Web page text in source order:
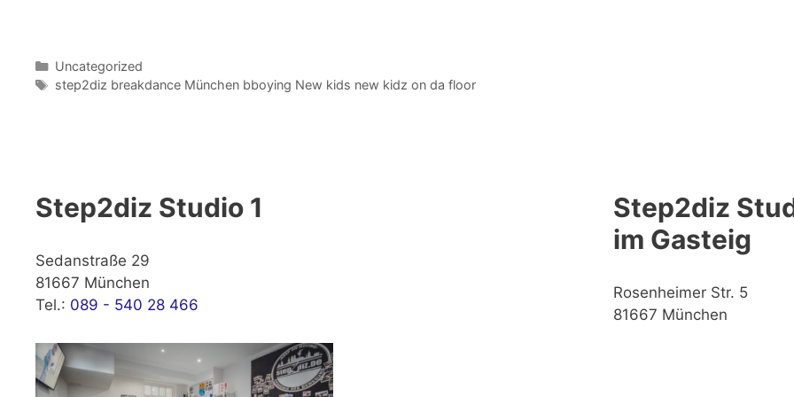
Kategorien
Uncategorized
Schlagwörter
step2diz breakdance München bboying New kids new kidz on da floor
Step2diz Studio 1
Sedanstraße 29
81667 München
Tel.: 089 - 540 28 466
Step2diz
im Gasteig
Rosenheimer Str. 5
81667 München